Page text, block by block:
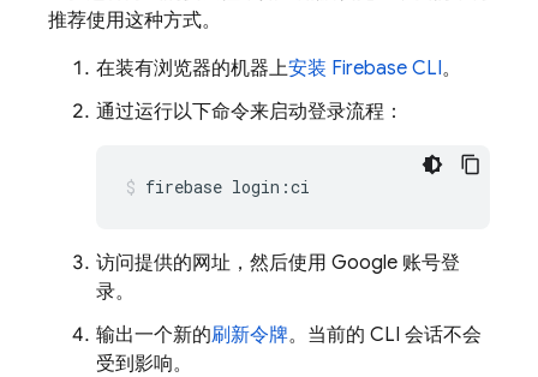
推荐使用这种方式。
在装有浏览器的机器上安装 Firebase CLI。
通过运行以下命令来启动登录流程：
firebase login:ci
访问提供的网址，然后使用 Google 账号登
录。
输出一个新的刷新令牌。当前的 CLI 会话不会
受到影响。